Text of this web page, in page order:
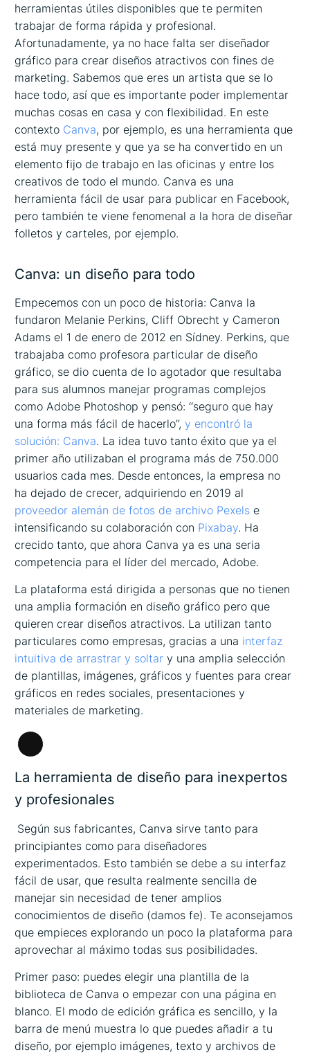
herramientas útiles disponibles que te permiten
trabajar de forma rápida y profesional.
Afortunadamente, ya no hace falta ser diseñador
gráfico para crear diseños atractivos con fines de
marketing. Sabemos que eres un artista que se lo
hace todo, así que es importante poder implementar
muchas cosas en casa y con flexibilidad. En este
contexto Canva, por ejemplo, es una herramienta que
está muy presente y que ya se ha convertido en un
elemento fijo de trabajo en las oficinas y entre los
creativos de todo el mundo. Canva es una
herramienta fácil de usar para publicar en Facebook,
pero también te viene fenomenal a la hora de diseñar
folletos y carteles, por ejemplo.
Canva: un diseño para todo
Empecemos con un poco de historia: Canva la
fundaron Melanie Perkins, Cliff Obrecht y Cameron
Adams el 1 de enero de 2012 en Sídney. Perkins, que
trabajaba como profesora particular de diseño
gráfico, se dio cuenta de lo agotador que resultaba
para sus alumnos manejar programas complejos
como Adobe Photoshop y pensó: ‘‘seguro que hay
una forma más fácil de hacerlo’’,y encontró la
solución: Canva. La idea tuvo tanto éxito que ya el
primer año utilizaban el programa más de 750.000
usuarios cada mes. Desde entonces, la empresa no
ha dejado de crecer, adquiriendo en 2019 al
proveedor alemán de fotos de archivo Pexels e
intensificando su colaboración con Pixabay. Ha
crecido tanto, que ahora Canva ya es una seria
competencia para el líder del mercado, Adobe.
La plataforma está dirigida a personas que no tienen
una amplia formación en diseño gráfico pero que
quieren crear diseños atractivos. La utilizan tanto
particulares como empresas, gracias a una interfaz
intuitiva de arrastrar y soltar y una amplia selección
de plantillas, imágenes, gráficos y fuentes para crear
gráficos en redes sociales, presentaciones y
materiales de marketing.
Larga
descripción
La herramienta de diseño para inexpertos
y profesionales
Según sus fabricantes, Canva sirve tanto para
principiantes como para diseñadores
experimentados. Esto también se debe a su interfaz
fácil de usar, que resulta realmente sencilla de
manejar sin necesidad de tener amplios
conocimientos de diseño (damos fe). Te aconsejamos
que empieces explorando un poco la plataforma para
aprovechar al máximo todas sus posibilidades.
Primer paso: puedes elegir una plantilla de la
biblioteca de Canva o empezar con una página en
blanco. El modo de edición gráfica es sencillo, y la
barra de menú muestra lo que puedes añadir a tu
diseño, por ejemplo imágenes, texto y archivos de